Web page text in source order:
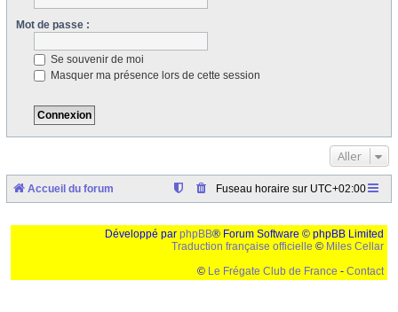
Mot de passe :
Se souvenir de moi
Masquer ma présence lors de cette session
Aller
Accueil du forum Fuseau horaire sur UTC+02:00
Développé par phpBB® Forum Software © phpBB Limited
Traduction française officielle © Miles Cellar
© Le Frégate Club de France - Contact